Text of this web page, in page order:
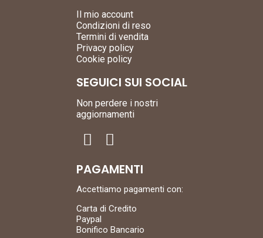
SEGUICI SUI SOCIAL
Non perdere i nostri
aggiornamenti
PAGAMENTI
Accettiamo pagamenti con:
Carta di Credito
Paypal
Bonifico Bancario
Il mio account
Condizioni di reso
Termini di vendita
Privacy policy
Cookie policy